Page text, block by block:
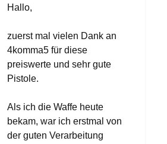
Hallo,
zuerst mal vielen Dank an
4komma5 für diese
preiswerte und sehr gute
Pistole.
Als ich die Waffe heute
bekam, war ich erstmal von
der guten Verarbeitung